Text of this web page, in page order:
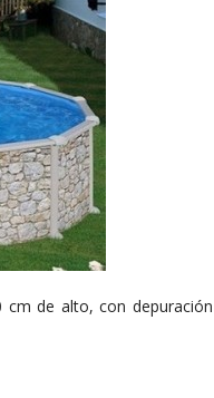
cm de alto, con depuración